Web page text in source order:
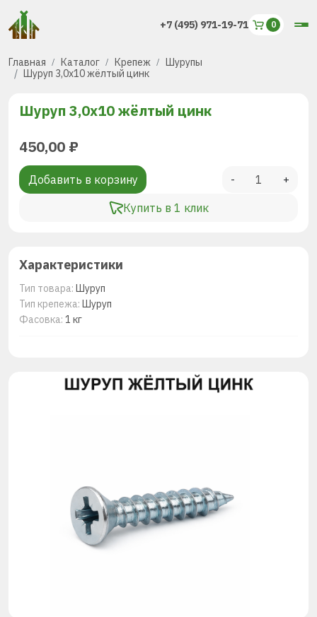
+7 (495) 971-19-71
Главная Каталог Крепеж
Шурупы
Шуруп 3,0х10 жёлтый цинк
Шуруп 3,0х10 жёлтый цинк
450,00 ₽
Добавить в корзину
Купить в 1 клик
- +
Характеристики
Тип товара: Шуруп
Тип крепежа: Шуруп
Фасовка: 1 кг